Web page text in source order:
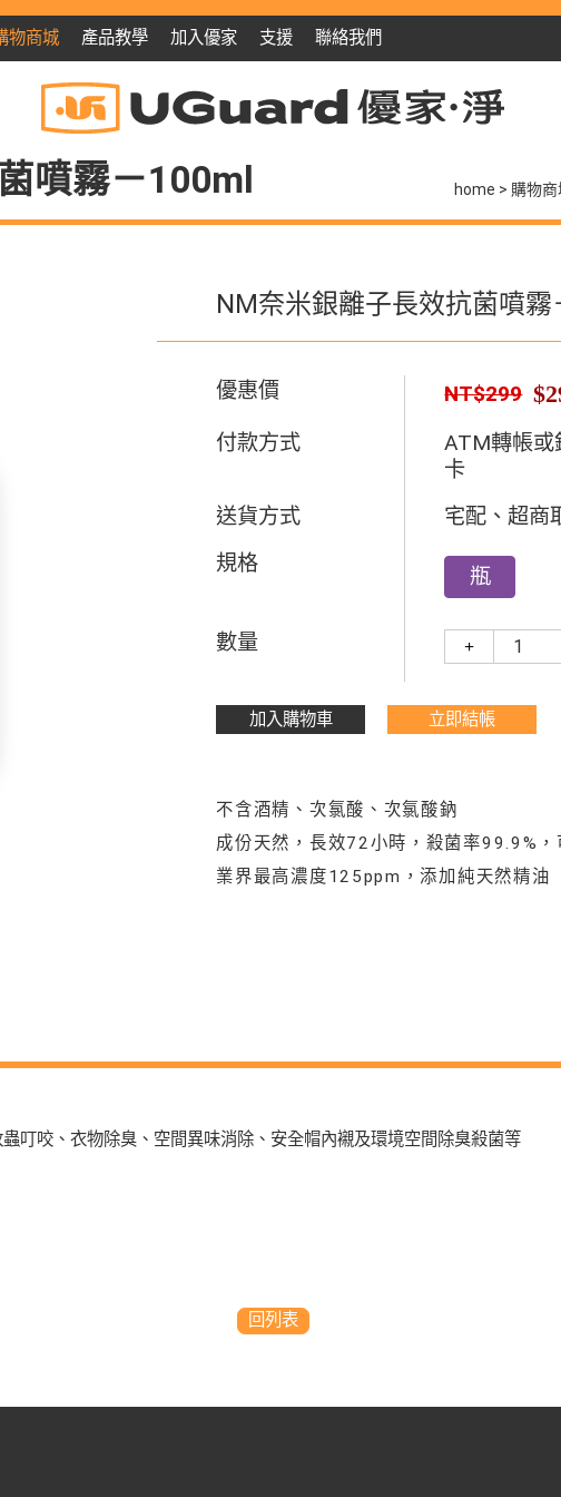
物商城 產品教學 加入優家 支援 聯絡我們
噴霧－100ml home 購物商
NM奈米銀離子長效抗菌噴霧
優惠價 NT$299
付款方式
ATM轉帳或
卡
送貨方式
宅配、超商
規格
瓶
數量 +
加入購物車 立即結帳
不含酒精、次氯酸、次氯酸鈉
成份天然，長效72小時，殺菌率99.9%
業界最高濃度125ppm，添加純天然精油
叮咬、衣物除臭、空間異味消除、安全帽內襯及環境空間除臭殺菌等
回列表